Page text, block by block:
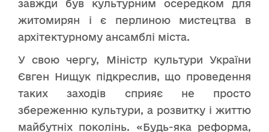
завжди був культурним осередком для
житомирян і є перлиною мистецтва в
архітектурному ансамблі міста.
У свою чергу, Міністр культури України
Євген Нищук підкреслив, що проведення
таких заходів сприяє не просто
збереженню культури, а розвитку і життю
майбутніх поколінь. «Будь-яка реформа,